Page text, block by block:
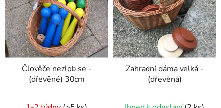
Člověče nezlob se -
(dřevěné) 30cm
Zahradní dáma velká -
(dřevěná)